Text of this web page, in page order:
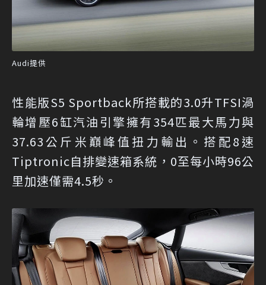
Audi提供
性能版S5 Sportback所搭載的3.0升TFSI渦
輪增壓6缸汽油引擎擁有354匹最大馬力與
37.63公斤米巔峰值扭力輸出。搭配8速
Tiptronic自排變速箱系統，0至每小時96公
里加速僅需4.5秒。